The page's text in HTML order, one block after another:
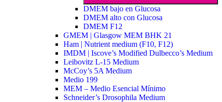
DMEM bajo en Glucosa
DMEM alto con Glucosa
DMEM F12
GMEM | Glasgow MEM BHK 21
Ham | Nutrient medium (F10, F12)
IMDM | Iscove’s Modified Dulbecco’s Medium
Leibovitz L-15 Medium
McCoy’s 5A Medium
Medio 199
MEM – Medio Esencial Mínimo
Schneider’s Drosophila Medium